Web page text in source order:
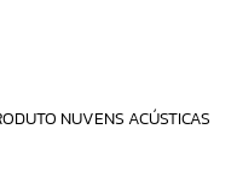
NUVENS ACÚSTICAS